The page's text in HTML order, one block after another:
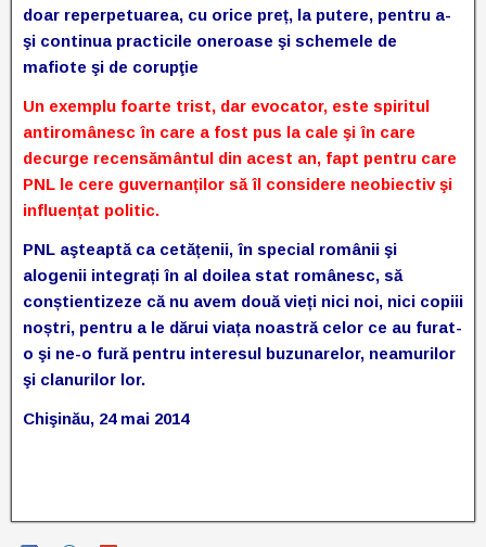
doar reperpetuarea, cu orice preț, la putere, pentru a-
şi continua practicile oneroase şi schemele de
mafiote şi de corupţie
Un exemplu foarte trist, dar evocator, este spiritul
antiromânesc în care a fost pus la cale şi în care
decurge recensământul din acest an, fapt pentru care
PNL le cere guvernanților să îl considere neobiectiv şi
influențat politic.
PNL aşteaptă ca cetățenii, în special românii şi
alogenii integrați în al doilea stat românesc, să
conștientizeze că nu avem două vieți nici noi, nici copiii
noștri, pentru a le dărui viața noastră celor ce au furat-
o şi ne-o fură pentru interesul buzunarelor, neamurilor
şi clanurilor lor.
Chişinău, 24 mai 2014